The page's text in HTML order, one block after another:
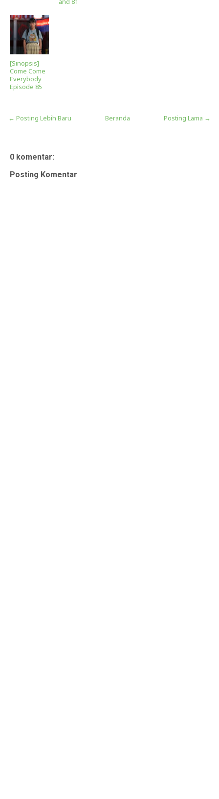
[Sinopsis]
Come Come
Everybody
Episode 85
← Posting Lebih Baru Posting Lama →
Beranda
0 komentar:
Posting Komentar